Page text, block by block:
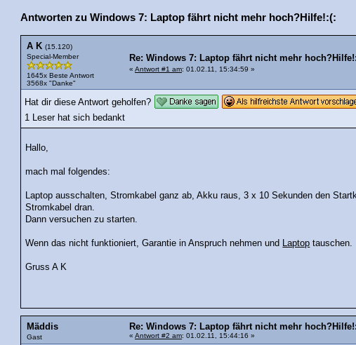
Antworten zu Windows 7: Laptop fährt nicht mehr hoch?Hilfe!:(:
A K (15.120)
Special-Member
1645x Beste Antwort
3568x "Danke"
Re: Windows 7: Laptop fährt nicht mehr
« Antwort #1 am: 01.02.11, 15:34:59 »
Hat dir diese Antwort geholfen?
1 Leser hat sich bedankt
Hallo,
mach mal folgendes:
Laptop ausschalten, Stromkabel ganz ab, Akku raus, 3 x 10 Sekunden den
Stromkabel dran.
Dann versuchen zu starten.
Wenn das nicht funktioniert, Garantie in Anspruch nehmen und Laptop tauschen.
Gruss A K
Mäddis
Gast
Re: Windows 7: Laptop fährt nicht mehr
« Antwort #2 am: 01.02.11, 15:44:16 »